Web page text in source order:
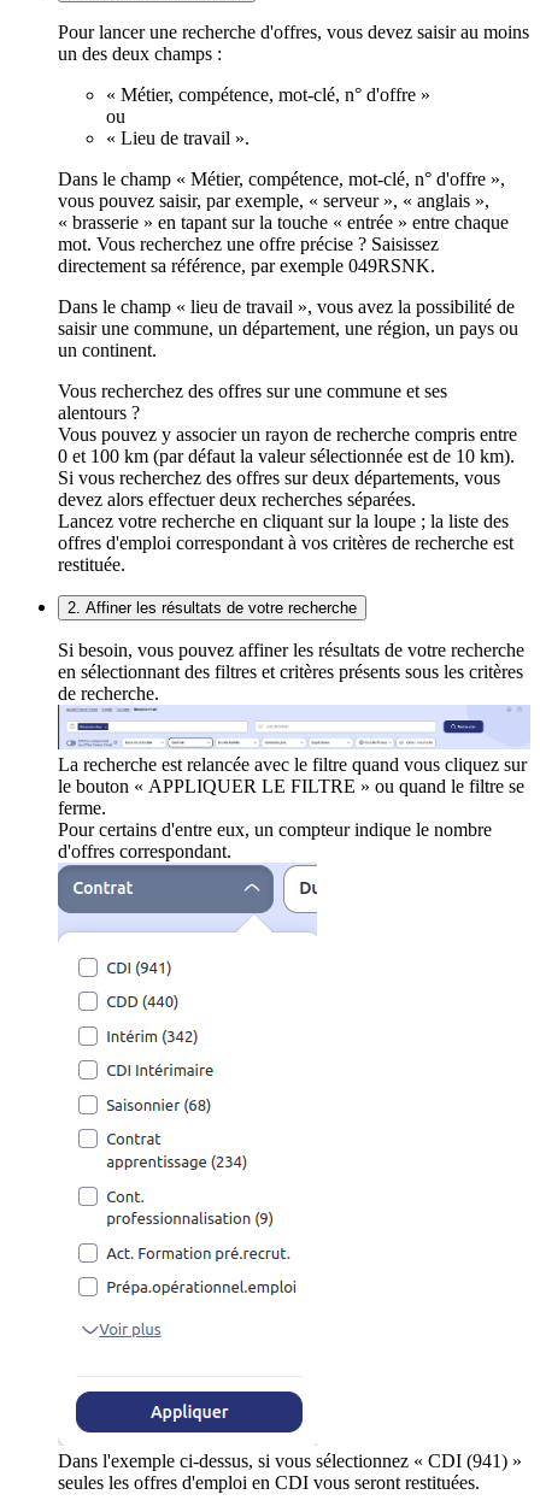
Pour lancer une recherche d'offres, vous devez saisir au moins
un des deux champs :
« Métier, compétence, mot-clé, n° d'offre »
ou
« Lieu de travail ».
Dans le champ « Métier, compétence, mot-clé, n° d'offre »,
vous pouvez saisir, par exemple, « serveur », « anglais »,
« brasserie » en tapant sur la touche « entrée » entre chaque
mot. Vous recherchez une offre précise ? Saisissez
directement sa référence, par exemple 049RSNK.
Dans le champ « lieu de travail », vous avez la possibilité de
saisir une commune, un département, une région, un pays ou
un continent.
Vous recherchez des offres sur une commune et ses
alentours ?
Vous pouvez y associer un rayon de recherche compris entre
0 et 100 km (par défaut la valeur sélectionnée est de 10 km).
Si vous recherchez des offres sur deux départements, vous
devez alors effectuer deux recherches séparées.
Lancez votre recherche en cliquant sur la loupe ; la liste des
offres d'emploi correspondant à vos critères de recherche est
restituée.
2. Affiner les résultats de votre recherche
Si besoin, vous pouvez affiner les résultats de votre recherche
en sélectionnant des filtres et critères présents sous les critères
de recherche.
La recherche est relancée avec le filtre quand vous cliquez sur
le bouton « APPLIQUER LE FILTRE » ou quand le filtre se
ferme.
Pour certains d'entre eux, un compteur indique le nombre
d'offres correspondant.
Dans l'exemple ci-dessus, si vous sélectionnez « CDI (941) »
seules les offres d'emploi en CDI vous seront restituées.